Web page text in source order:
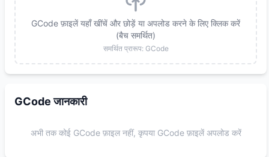
GCode फ़ाइलें यहाँ खींचें और छोड़ें या अपलोड करने के लिए क्लिक करें
(बैच समर्थित)
समर्थित प्रारूप: GCode
GCode जानकारी
अभी तक कोई GCode फ़ाइल नहीं, कृपया GCode फ़ाइलें अपलोड करें